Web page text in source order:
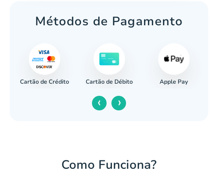
Métodos de Pagamento
Cartão de Crédito Cartão de Débito Apple Pay
‹ ›
Como Funciona?